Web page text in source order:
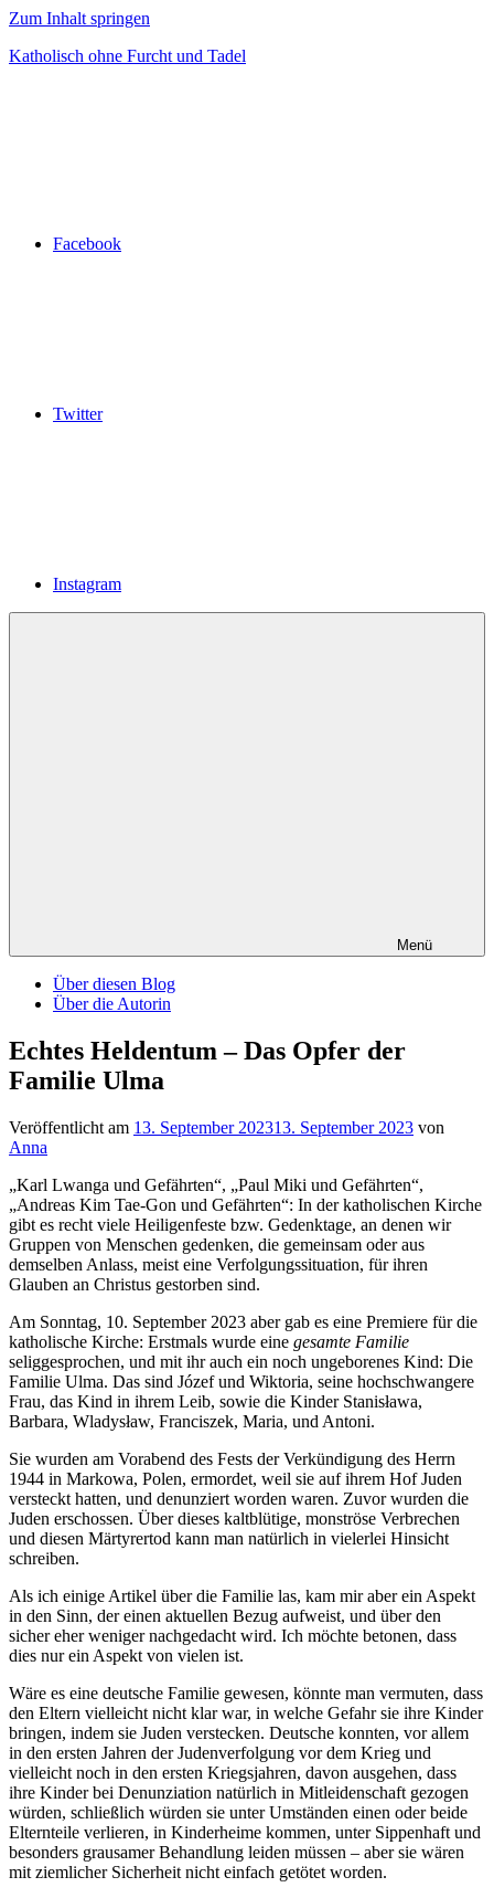
Zum Inhalt springen
Katholisch ohne Furcht und Tadel
Facebook
Twitter
Instagram
Menü
Über diesen Blog
Über die Autorin
Echtes Heldentum – Das Opfer der
Familie Ulma
Veröffentlicht am 13. September 202313. September 2023 von
Anna
„Karl Lwanga und Gefährten“, „Paul Miki und Gefährten“,
„Andreas Kim Tae-Gon und Gefährten“: In der katholischen Kirche
gibt es recht viele Heiligenfeste bzw. Gedenktage, an denen wir
Gruppen von Menschen gedenken, die gemeinsam oder aus
demselben Anlass, meist eine Verfolgungssituation, für ihren
Glauben an Christus gestorben sind.
Am Sonntag, 10. September 2023 aber gab es eine Premiere für die
katholische Kirche: Erstmals wurde eine gesamte Familie
seliggesprochen, und mit ihr auch ein noch ungeborenes Kind: Die
Familie Ulma. Das sind Józef und Wiktoria, seine hochschwangere
Frau, das Kind in ihrem Leib, sowie die Kinder Stanisława,
Barbara, Wladysław, Franciszek, Maria, und Antoni.
Sie wurden am Vorabend des Fests der Verkündigung des Herrn
1944 in Markowa, Polen, ermordet, weil sie auf ihrem Hof Juden
versteckt hatten, und denunziert worden waren. Zuvor wurden die
Juden erschossen. Über dieses kaltblütige, monströse Verbrechen
und diesen Märtyrertod kann man natürlich in vielerlei Hinsicht
schreiben.
Als ich einige Artikel über die Familie las, kam mir aber ein Aspekt
in den Sinn, der einen aktuellen Bezug aufweist, und über den
sicher eher weniger nachgedacht wird. Ich möchte betonen, dass
dies nur ein Aspekt von vielen ist.
Wäre es eine deutsche Familie gewesen, könnte man vermuten, dass
den Eltern vielleicht nicht klar war, in welche Gefahr sie ihre Kinder
bringen, indem sie Juden verstecken. Deutsche konnten, vor allem
in den ersten Jahren der Judenverfolgung vor dem Krieg und
vielleicht noch in den ersten Kriegsjahren, davon ausgehen, dass
ihre Kinder bei Denunziation natürlich in Mitleidenschaft gezogen
würden, schließlich würden sie unter Umständen einen oder beide
Elternteile verlieren, in Kinderheime kommen, unter Sippenhaft und
besonders grausamer Behandlung leiden müssen – aber sie wären
mit ziemlicher Sicherheit nicht einfach getötet worden.